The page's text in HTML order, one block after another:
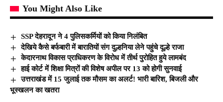
You Might Also Like
SSP देहरादून ने 4 पुलिसकर्मियों को किया निलंबित
देखिये कैसे बर्फबारी में बारातियों संग दुल्हनिया लेने पहुंचे दूल्हे राजा
केदारनाथ विकास प्राधिकरण के विरोध में तीर्थ पुरोहित हुये लामबंद
हाई कोर्ट में शिक्षा मित्रों की विशेष अपील पर 13 को होगी सुनवाई
उत्तराखंड में 15 जुलाई तक मौसम का अलर्ट! भारी बारिश, बिजली और
भूस्खलन का खतरा